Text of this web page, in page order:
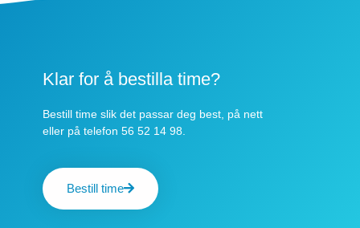
Klar for å bestilla time?
Bestill time slik det passar deg best, på nett
eller på telefon 56 52 14 98.
Bestill time